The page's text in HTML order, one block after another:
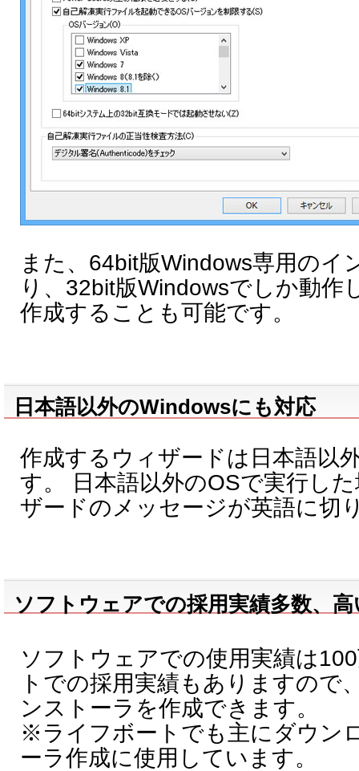
また、64bit版Windows専用のイ
り、32bit版Windowsでしか動作
作成することも可能です。
日本語以外のWindowsにも対応
作成するウィザードは日本語以
す。 日本語以外のOSで実行し
ザードのメッセージが英語に切
ソフトウェアでの採用実績多数、
ソフトウェアでの使用実績は
トでの採用実績もありますので
ンストーラを作成できます。
※ライフボートでも主にダウン
ーラ作成に使用しています。